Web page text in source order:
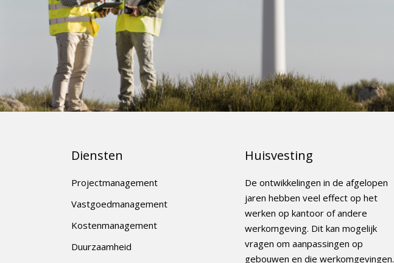
Diensten
Projectmanagement
Vastgoedmanagement
Kostenmanagement
Duurzaamheid
Huisvesting
De ontwikkelingen in de afgelopen
jaren hebben veel effect op het
werken op kantoor of andere
werkomgeving. Dit kan mogelijk
vragen om aanpassingen op
gebouwen en die werkomgevingen.